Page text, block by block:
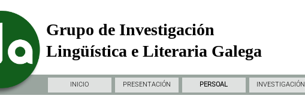
Grupo de Investigación
Lingüística e Literaria Galega
INICIO PRESENTACIÓN PERSOAL INVESTIGACIÓN